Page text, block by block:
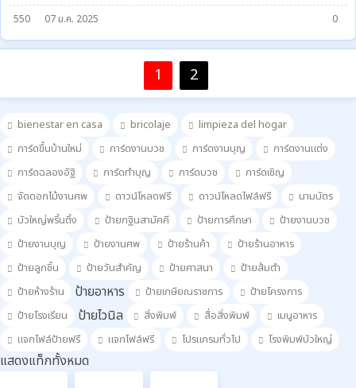
550 07 ม.ค. 2025 0
1 2
bienestar en casa bricolaje
limpieza del hogar
การ์ดขึ้นบ้านใหม่
การ์ดงานบวช การ์ดงานบุญ
การ์ดงานแต่ง
การ์ดฉลองอัฐิ
การ์ดทำบุญ การ์ดบวช
การ์ดเชิญ
จัดดอกไม้งานศพ
ดาวน์โหลดฟรี ดาวน์โหลดไฟล์ฟรี
นามบัตร
บัวใหญ่พริ้นติ้ง
ป้ายกฐินสามัคคี ป้ายการศึกษา
ป้ายงานบวช
ป้ายงานบุญ
ป้ายงานศพ ป้ายร้านค้า
ป้ายร้านอาหาร
ป้ายลูกชิ้น
ป้ายวันสำคัญ ป้ายศาสนา
ป้ายส้มตำ
ป้ายห้างร้าน
ป้ายอาหาร ป้ายเกษียณราชการ
ป้ายโครงการ
ป้ายโรงเรียน
ป้ายไวนิล สิ่งพิมพ์ สื่อสิ่งพิมพ์
เมนูอาหาร
แจกไฟล์ป้ายฟรี
แจกไฟล์ฟรี โปรแกรมทั่วไป โรงพิมพ์บัวใหญ่
แสดงแท็กทั้งหมด